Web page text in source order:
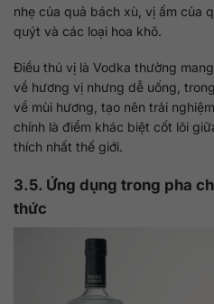
nhẹ của quả bách xù, vị ấm của
quýt và các loại hoa khô.
Điều thú vị là Vodka thường
về hương vị nhưng dễ uống,
về mùi hương, tạo nên trải
chính là điểm khác biệt cốt lõi
thích nhất thế giới.
3.5. Ứng dụng trong pha
thức